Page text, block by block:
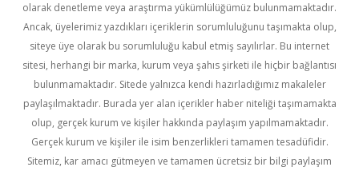
olarak denetleme veya araştırma yükümlülüğümüz bulunmamaktadır.
Ancak, üyelerimiz yazdıkları içeriklerin sorumluluğunu taşımakta olup,
siteye üye olarak bu sorumluluğu kabul etmiş sayılırlar. Bu internet
sitesi, herhangi bir marka, kurum veya şahıs şirketi ile hiçbir bağlantısı
bulunmamaktadır. Sitede yalnızca kendi hazırladığımız makaleler
paylaşılmaktadır. Burada yer alan içerikler haber niteliği taşımamakta
olup, gerçek kurum ve kişiler hakkında paylaşım yapılmamaktadır.
Gerçek kurum ve kişiler ile isim benzerlikleri tamamen tesadüfidir.
Sitemiz, kar amacı gütmeyen ve tamamen ücretsiz bir bilgi paylaşım